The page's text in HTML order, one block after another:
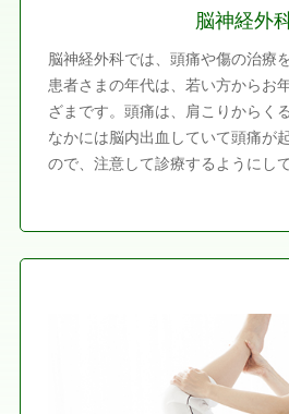
脳神経外
脳神経外科では、頭痛や傷の治療
患者さまの年代は、若い方からお
ざまです。頭痛は、肩こりからく
なかには脳内出血していて頭痛が
ので、注意して診療するようにし
また、数は少ないですが、当院で
者さまが担ぎ込まれることもござ